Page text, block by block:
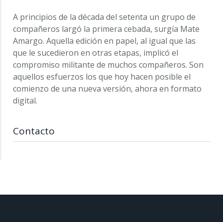
A principios de la década del setenta un grupo de
compañeros largó la primera cebada, surgía Mate
Amargo. Aquella edición en papel, al igual que las
que le sucedieron en otras etapas, implicó el
compromiso militante de muchos compañeros. Son
aquellos esfuerzos los que hoy hacen posible el
comienzo de una nueva versión, ahora en formato
digital.
Contacto